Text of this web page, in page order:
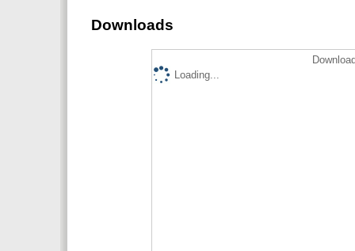
Downloads
Loading...